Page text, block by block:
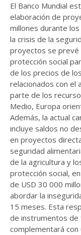
El Banco Mundial
elaboración de
millones durante
la crisis de la
proyectos se prevé
protección social
de los precios de
relacionados con el
parte de los
Medio, Europa
Además, la actual
incluye saldos no
en proyectos
seguridad
de la agricultura y
protección social,
de USD 30 000
abordar la
15 meses. Esta
de instrumentos de
complementará con